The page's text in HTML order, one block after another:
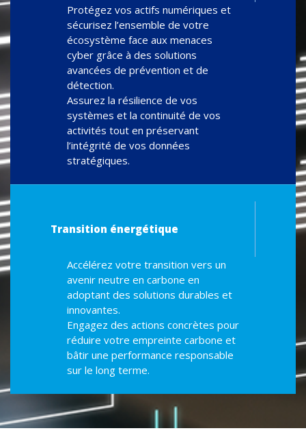
Protégez vos actifs numériques et
sécurisez l’ensemble de votre
écosystème face aux menaces
cyber grâce à des solutions
avancées de prévention et de
détection.
Assurez la résilience de vos
systèmes et la continuité de vos
activités tout en préservant
l’intégrité de vos données
stratégiques.
Transition énergétique
Accélérez votre transition vers un
avenir neutre en carbone en
adoptant des solutions durables et
innovantes.
Engagez des actions concrètes pour
réduire votre empreinte carbone et
bâtir une performance responsable
sur le long terme.